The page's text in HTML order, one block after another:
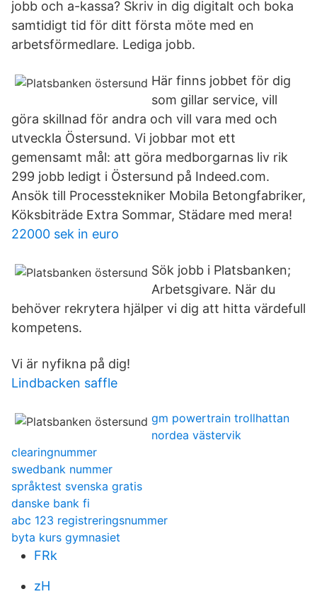
jobb och a-kassa? Skriv in dig digitalt och boka
samtidigt tid för ditt första möte med en
arbetsförmedlare. Lediga jobb.
Här finns jobbet för dig
som gillar service, vill
göra skillnad för andra och vill vara med och
utveckla Östersund. Vi jobbar mot ett
gemensamt mål: att göra medborgarnas liv rik
299 jobb ledigt i Östersund på Indeed.com.
Ansök till Processtekniker Mobila Betongfabriker,
Köksbiträde Extra Sommar, Städare med mera!
22000 sek in euro
Sök jobb i Platsbanken;
Arbetsgivare. När du
behöver rekrytera hjälper vi dig att hitta värdefull
kompetens.
Vi är nyfikna på dig!
Lindbacken saffle
gm powertrain trollhattan
nordea västervik
clearingnummer
swedbank nummer
språktest svenska gratis
danske bank fi
abc 123 registreringsnummer
byta kurs gymnasiet
FRk
zH